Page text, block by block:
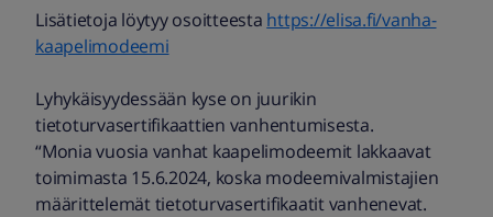
Lisätietoja löytyy osoitteesta https://elisa.fi/vanha-
kaapelimodeemi
Lyhykäisyydessään kyse on juurikin
tietoturvasertifikaattien vanhentumisesta.
“Monia vuosia vanhat kaapelimodeemit lakkaavat
toimimasta 15.6.2024, koska modeemivalmistajien
määrittelemät tietoturvasertifikaatit vanhenevat.